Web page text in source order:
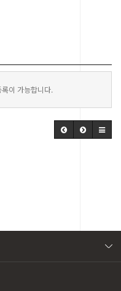
이 가능합니다.